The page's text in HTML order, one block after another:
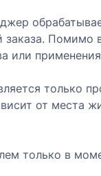
заказа.
или
только
от места
только в